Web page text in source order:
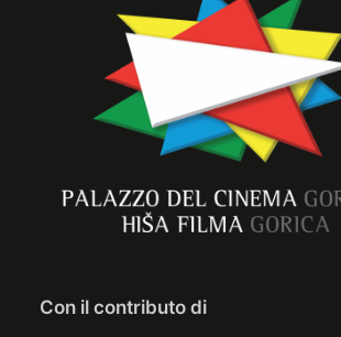
Con il contributo di